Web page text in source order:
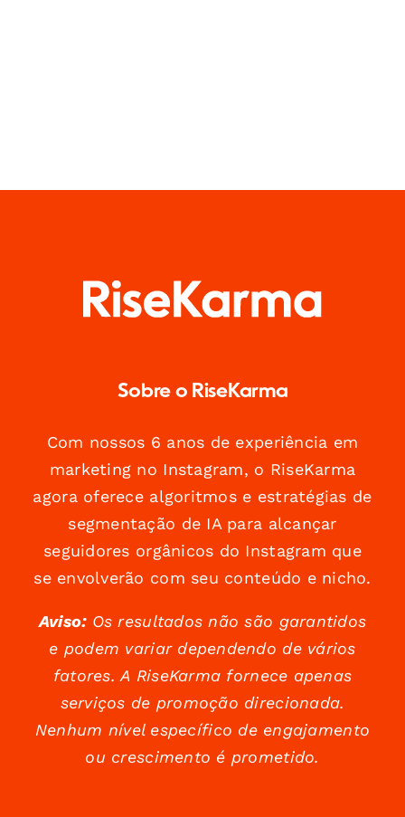
Sobre o RiseKarma
Com nossos 6 anos de experiência em
marketing no Instagram, o RiseKarma
agora oferece algoritmos e estratégias de
segmentação de IA para alcançar
seguidores orgânicos do Instagram que
se envolverão com seu conteúdo e nicho.
Aviso:Os resultados não são garantidos
e podem variar dependendo de vários
fatores. A RiseKarma fornece apenas
serviços de promoção direcionada.
Nenhum nível específico de engajamento
ou crescimento é prometido.